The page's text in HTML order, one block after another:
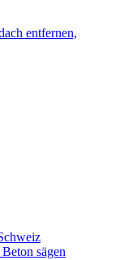
entfernen,
sägen